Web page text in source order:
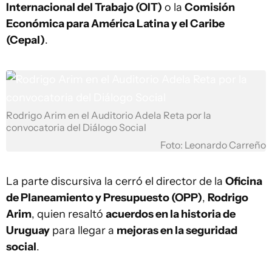
Internacional del Trabajo (OIT) o la Comisión
Económica para América Latina y el Caribe
(Cepal).
Rodrigo Arim en el Auditorio Adela Reta por la
convocatoria del Diálogo Social
Foto: Leonardo Carreño
La parte discursiva la cerró el director de la Oficina
de Planeamiento y Presupuesto (OPP), Rodrigo
Arim, quien resaltó acuerdos en la historia de
Uruguay para llegar a mejoras en la seguridad
social.